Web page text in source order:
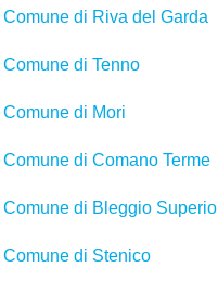
di Riva del Garda
di Tenno
Comune di Mori
di Comano Terme
Comune di Bleggio
Comune di Stenico